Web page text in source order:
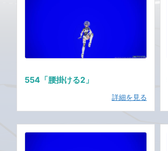
554「腰掛ける2」
詳細を見る